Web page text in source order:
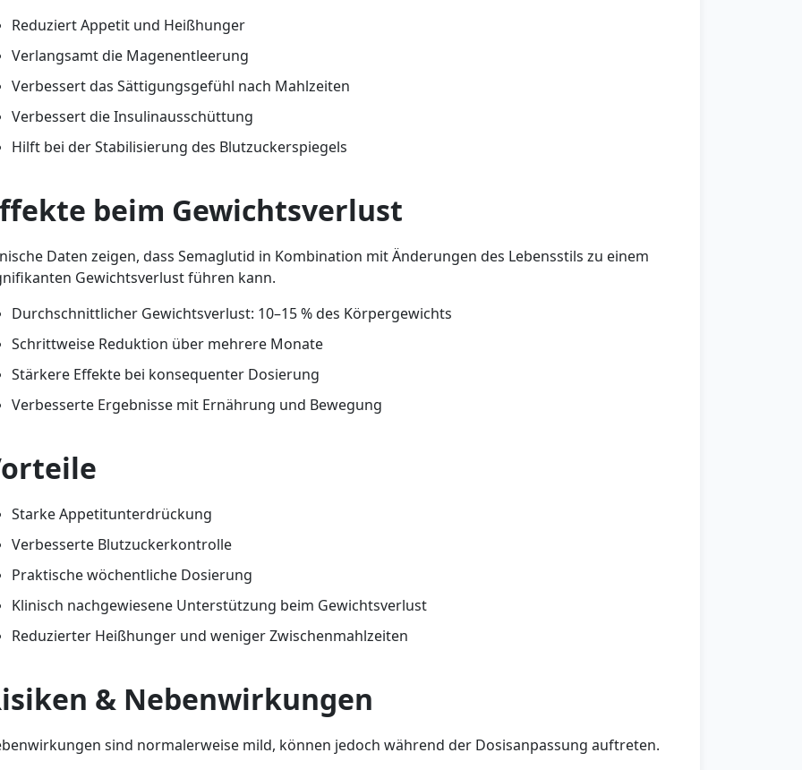
Reduziert Appetit und Heißhunger
Verlangsamt die Magenentleerung
Verbessert das Sättigungsgefühl nach Mahlzeiten
Verbessert die Insulinausschüttung
Hilft bei der Stabilisierung des Blutzuckerspiegels
beim Gewichtsverlust
Daten zeigen, dass Semaglutid in Kombination mit Änderungen des Lebensstils zu einem
Gewichtsverlust führen kann.
Durchschnittlicher Gewichtsverlust: 10–15 % des Körpergewichts
Schrittweise Reduktion über mehrere Monate
Stärkere Effekte bei konsequenter Dosierung
Verbesserte Ergebnisse mit Ernährung und Bewegung
Starke Appetitunterdrückung
Verbesserte Blutzuckerkontrolle
Praktische wöchentliche Dosierung
Klinisch nachgewiesene Unterstützung beim Gewichtsverlust
Reduzierter Heißhunger und weniger Zwischenmahlzeiten
& Nebenwirkungen
sind normalerweise mild, können jedoch während der Dosisanpassung auftreten.